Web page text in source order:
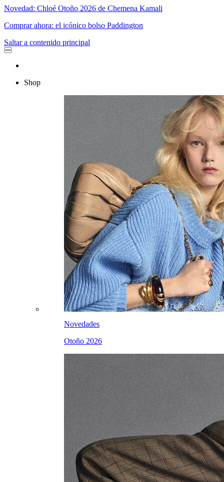
Novedad: Chloé Otoño 2026 de Chemena Kamali
Comprar ahora: el icónico bolso Paddington
Saltar a contenido principal
Shop
Novedades
Otoño 2026